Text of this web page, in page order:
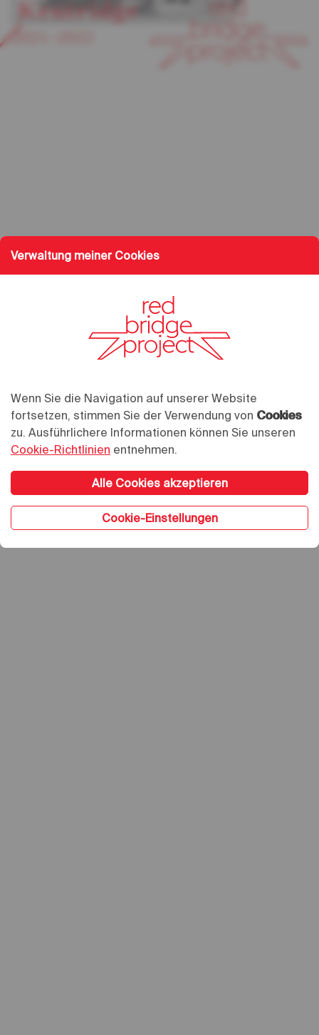
Verwaltung meiner Cookies
Wenn Sie die Navigation auf unserer Website
fortsetzen, stimmen Sie der Verwendung von Cookies
zu. Ausführlichere Informationen können Sie unseren
Cookie-Richtlinien entnehmen.
Alle Cookies akzeptieren
Cookie-Einstellungen
Kentridge